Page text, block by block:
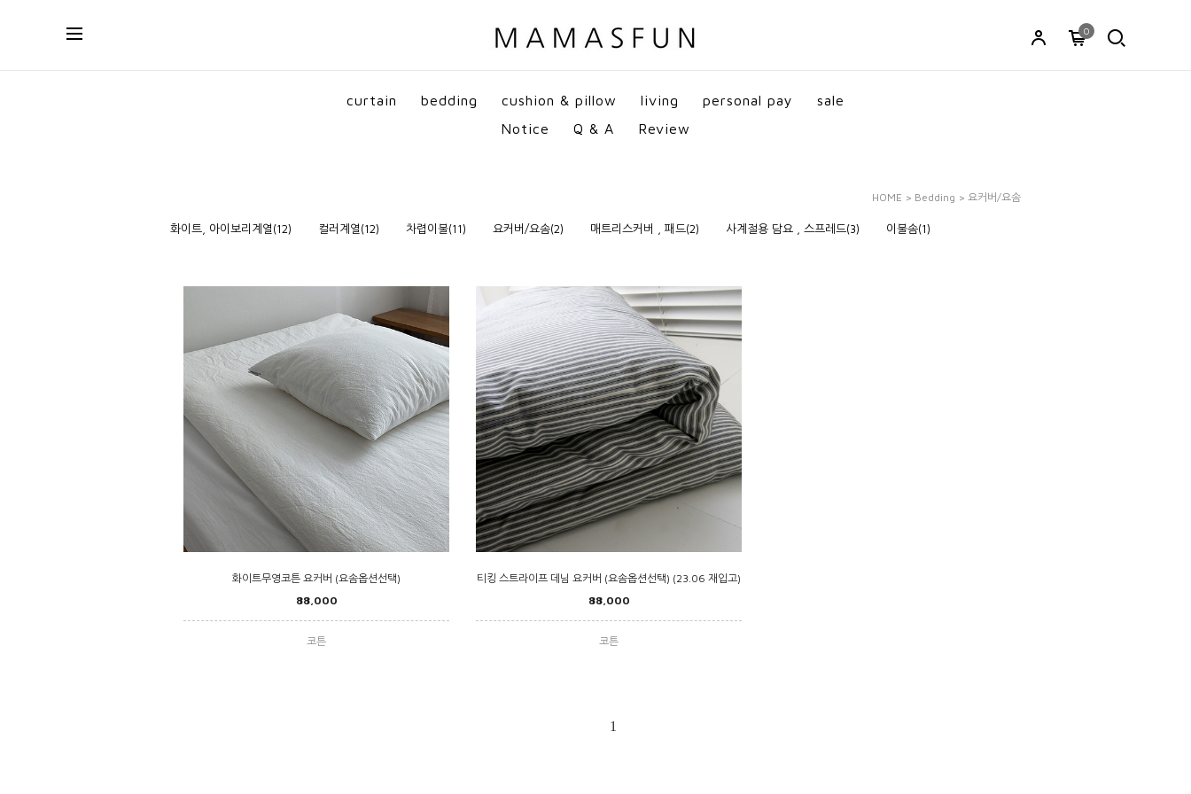
0
curtain bedding cushion & pillow living personal pay
sale
Notice
Q & A Review
HOME > Bedding > 요커버/요솜
화이트, 아이보리계열(12) 컬러계열(12) 차렵이불(11) 요커버/요솜(2) 매트리스커버 , 패드(2) 사계절용 담요 , 스프레드(3) 이불솜(1)
화이트무영코튼 요커버 (요솜옵션선택)
88,000
코튼
티킹 스트라이프 데님 요커버 (요솜옵션선택) (23.06 재입고)
88,000
코튼
1